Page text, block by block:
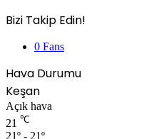
Bizi Takip Edin!
0 Fans
Hava Durumu
Keşan
Açık hava
21 ℃
21º - 21º